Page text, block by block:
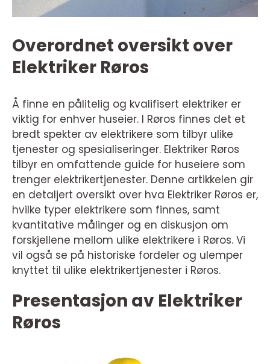
Overordnet oversikt over
Elektriker Røros
Å finne en pålitelig og kvalifisert elektriker er
viktig for enhver huseier. I Røros finnes det et
bredt spekter av elektrikere som tilbyr ulike
tjenester og spesialiseringer. Elektriker Røros
tilbyr en omfattende guide for huseiere som
trenger elektrikertjenester. Denne artikkelen gir
en detaljert oversikt over hva Elektriker Røros er,
hvilke typer elektrikere som finnes, samt
kvantitative målinger og en diskusjon om
forskjellene mellom ulike elektrikere i Røros. Vi
vil også se på historiske fordeler og ulemper
knyttet til ulike elektrikertjenester i Røros.
Presentasjon av Elektriker
Røros